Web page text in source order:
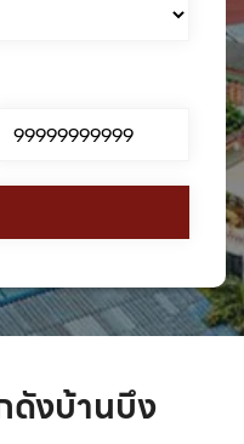
ดังบ้านบึง